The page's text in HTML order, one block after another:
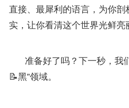
直接、最犀利的语言，为你剖
实，让你看清这个世界光鲜亮
准备好了吗？下一秒，我
📝黑”领域。